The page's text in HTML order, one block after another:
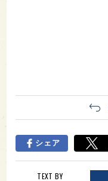
シェア
TEXT BY